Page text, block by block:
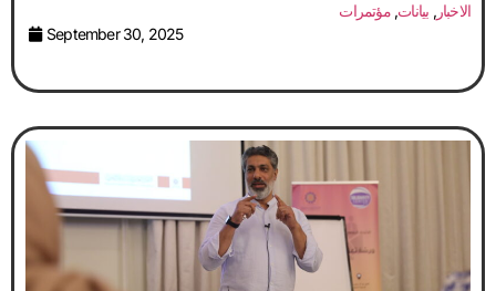
الاخبار, بيانات,مؤتمرات
September 30, 2025